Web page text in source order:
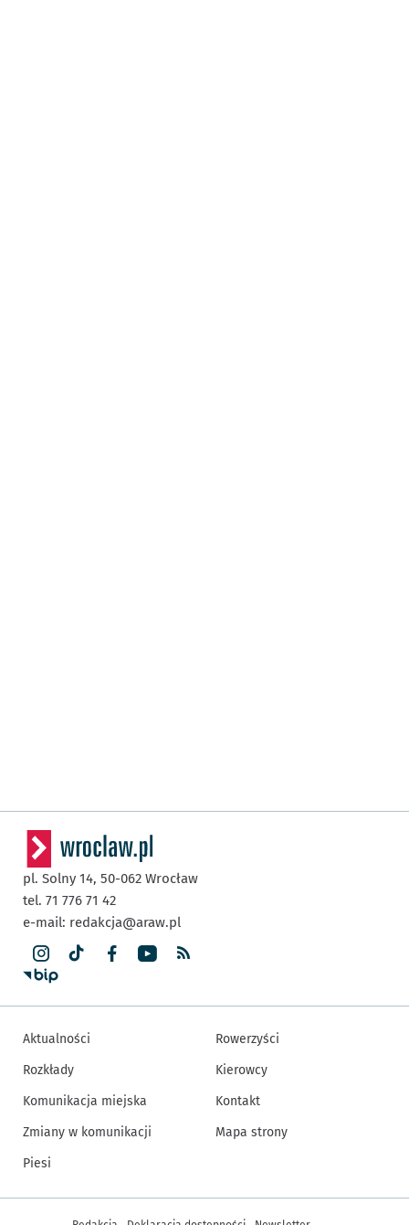
pl. Solny 14, 50-062 Wrocław
tel. 71 776 71 42
e-mail: redakcja@araw.pl
Aktualności
Rozkłady
Komunikacja miejska
Zmiany w komunikacji
Piesi
Rowerzyści
Kierowcy
Kontakt
Mapa strony
Inne informacje